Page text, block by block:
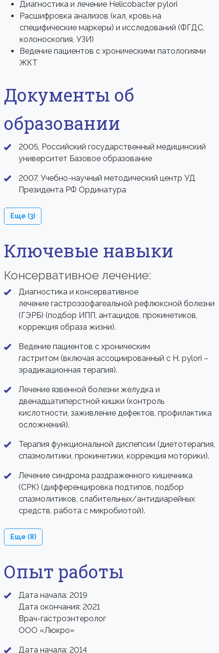
Диагностика и лечение Helicobacter pylori
Расшифровка анализов (кал, кровь на
специфические маркеры) и исследований (ФГДС,
колоноскопия, УЗИ)
Ведение пациентов с хроническими патологиями
ЖКТ
Документы об
образовании
2005, Российский государственный медицинский
университет Базовое образование
2007, Учебно-научный методический центр УД
Президента РФ Ординатура
Еще (3)
Ключевые навыки
Консервативное лечение:
Диагностика и консервативное
лечение гастроэзофагеальной рефлюксной болезни
(ГЭРБ) (подбор ИПП, антацидов, прокинетиков,
коррекция образа жизни).
Ведение пациентов с хроническим
гастритом (включая ассоциированный с H. pylori –
эрадикационная терапия).
Лечение язвенной болезни желудка и
двенадцатиперстной кишки (контроль
кислотности, заживление дефектов, профилактика
осложнений).
Терапия функциональной диспепсии (диетотерапия,
спазмолитики, прокинетики, коррекция моторики).
Лечение синдрома раздраженного кишечника
(СРК) (дифференцировка подтипов, подбор
спазмолитиков, слабительных/антидиарейных
средств, работа с микробиотой).
Еще (8)
Опыт работы
Дата начала: 2019
Дата окончания: 2021
Врач-гастроэнтеролог
ООО «Люкро»
Дата начала: 2014